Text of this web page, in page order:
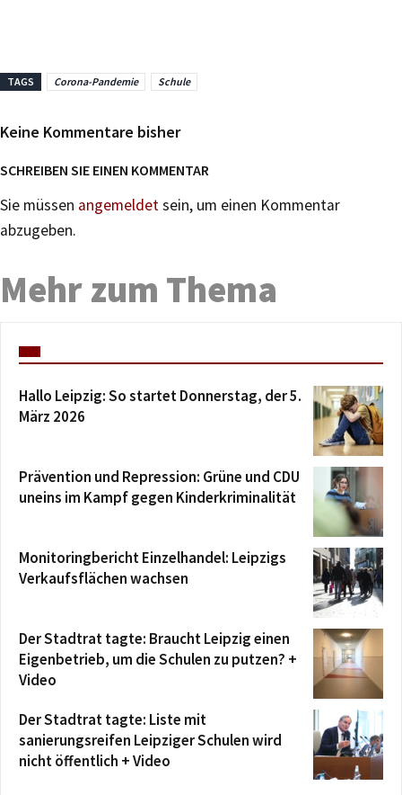
TAGS Corona-Pandemie Schule
Keine Kommentare bisher
SCHREIBEN SIE EINEN KOMMENTAR
Sie müssen angemeldetsein, um einen Kommentar
abzugeben.
Mehr zum Thema
Hallo Leipzig: So startet Donnerstag, der 5.
März 2026
Prävention und Repression: Grüne und CDU
uneins im Kampf gegen Kinderkriminalität
Monitoringbericht Einzelhandel: Leipzigs
Verkaufsflächen wachsen
Der Stadtrat tagte: Braucht Leipzig einen
Eigenbetrieb, um die Schulen zu putzen? +
Video
Der Stadtrat tagte: Liste mit
sanierungsreifen Leipziger Schulen wird
nicht öffentlich + Video